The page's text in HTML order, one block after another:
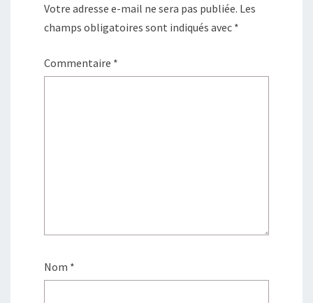
Votre adresse e-mail ne sera pas publiée. Les
champs obligatoires sont indiqués avec *
Commentaire *
Nom *